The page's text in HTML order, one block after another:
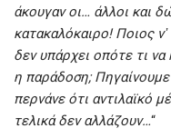
άκουγαν οι… άλλοι και
κατακαλόκαιρο! Ποιος
δεν υπάρχει οπότε τι
η παράδοση; Πηγαίνουμε
περνάνε ότι αντιλαϊκό
τελικά δεν αλλάζουν…“